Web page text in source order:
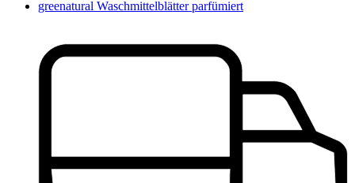
greenatural Waschmittelblätter parfümiert